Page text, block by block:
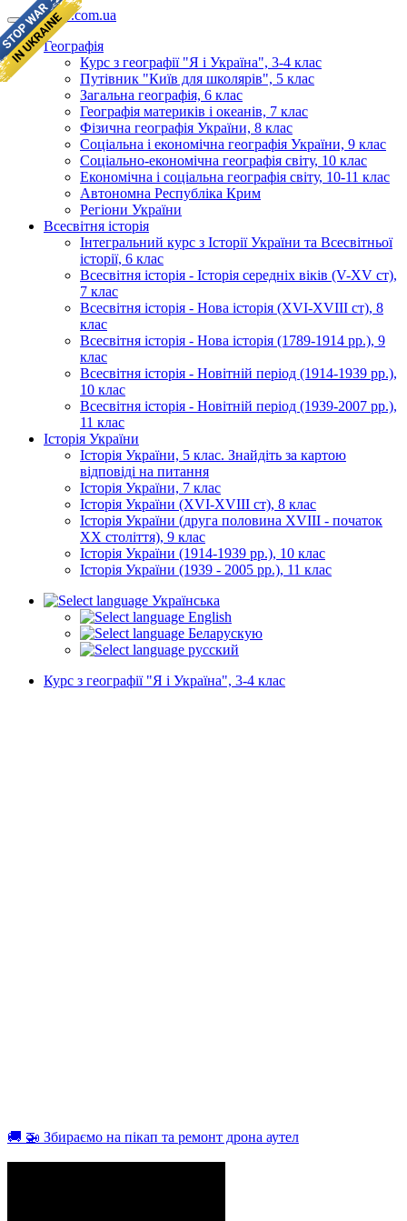
geomap.com.ua
Географія
Курс з географії "Я і Україна", 3-4 клас
Путівник "Київ для школярів", 5 клас
Загальна географія, 6 клас
Географія материків і океанів, 7 клас
Фізична географія України, 8 клас
Соціальна і економічна географія України, 9 клас
Соціально-економічна географія світу, 10 клас
Економічна і соціальна географія світу, 10-11 клас
Автономна Республіка Крим
Регіони України
Всесвітня історія
Інтегральний курс з Історії України та Всесвітньої
історії, 6 клас
Всесвітня історія - Історія середніх віків (V-XV ст),
7 клас
Всесвітня історія - Нова історія (XVI-XVIII ст), 8
клас
Всесвітня історія - Нова історія (1789-1914 рр.), 9
клас
Всесвітня історія - Новітній період (1914-1939 рр.),
10 клас
Всесвітня історія - Новітній період (1939-2007 рр.),
11 клас
Історія України
Історія України, 5 клас. Знайдіть за картою
відповіді на питання
Історія України, 7 клас
Історія України (XVI-XVIII ст), 8 клас
Історія України (друга половина XVIII - початок
XX століття), 9 клас
Історія України (1914-1939 рр.), 10 клас
Історія України (1939 - 2005 рр.), 11 клас
Українська
English
Беларускую
русский
Курс з географії "Я і Україна", 3-4 клас
🚚 🚁 Збираємо на пікап та ремонт дрона аутел